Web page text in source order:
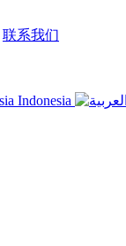
联系我们
Indonesia